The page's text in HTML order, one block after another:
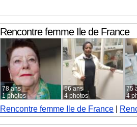
Rencontre femmeIle de France
78 ans
1 photos
56 ans
4 photos
75
4
Rencontre femme Ile de France